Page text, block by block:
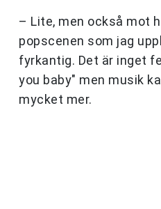
– Lite, men också mot
popscenen som jag
fyrkantig. Det är inget
you baby" men musik
mycket mer.